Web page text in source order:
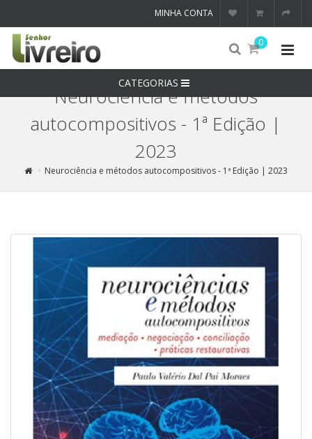
MINHA CONTA
0
CATEGORIAS
Neurociência e métodos
autocompositivos - 1ª Edição |
2023
Neurociência e métodos autocompositivos - 1ª Edição | 2023